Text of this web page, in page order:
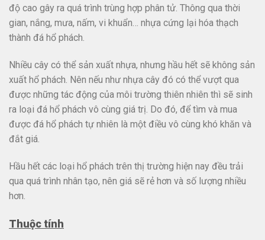
độ cao gây ra quá trình trùng hợp phân tử. Thông qua thời
gian, nắng, mưa, nấm, vi khuẩn… nhựa cứng lại hóa thạch
thành đá hổ phách.
Nhiều cây có thể sản xuất nhựa, nhưng hầu hết sẽ không sản
xuất hổ phách. Nên nếu như nhựa cây đó có thể vượt qua
được những tác động của môi trường thiên nhiên thì sẽ sinh
ra loại đá hổ phách vô cùng giá trị. Do đó, để tìm và mua
được đá hổ phách tự nhiên là một điều vô cùng khó khăn và
đắt giá.
Hầu hết các loại hổ phách trên thị trường hiện nay đều trải
qua quá trình nhân tạo, nên giá sẽ rẻ hơn và số lượng nhiều
hơn.
Thuộc tính